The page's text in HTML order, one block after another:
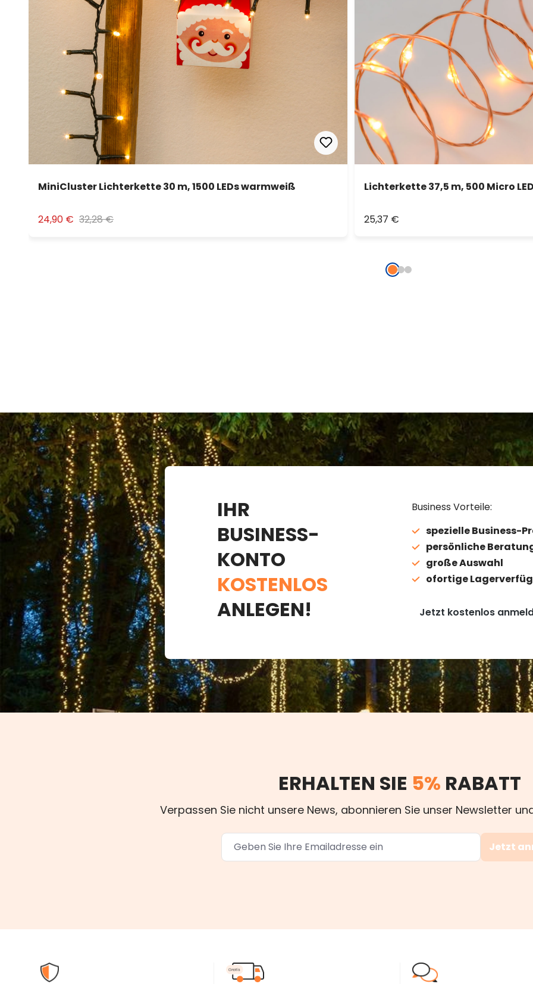
MiniCluster Lichterkette 30 m, 1500 LEDs warmweiß
24,90 € 32,28 €
Lichterkette 37,5 m, 500 Micro
25,37 €
IHR
BUSINESS-
KONTO
KOSTENLOS
ANLEGEN!
Business Vorteile:
spezielle Business-
persönliche
große Auswahl
ofortige
Jetzt kostenlos
ERHALTEN SIE 5% RABATT
Verpassen Sie nicht unsere News, abonnieren Sie unser Newsletter
Jetzt